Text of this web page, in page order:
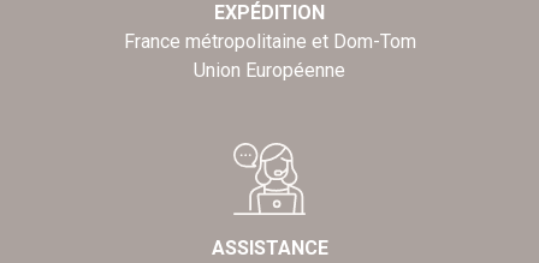
EXPÉDITION
France métropolitaine et Dom-Tom
Union Européenne
ASSISTANCE